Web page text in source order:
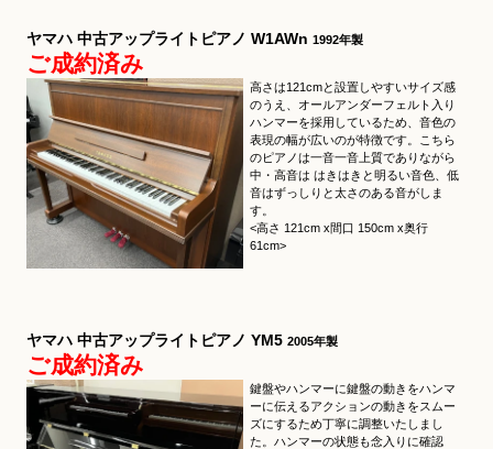
ヤマハ 中古アップライトピアノ W1AWn 1992年製
ご成約済み
高さは121cmと設置しやすいサイズ感
のうえ、オールアンダーフェルト入り
ハンマーを採用しているため、音色の
表現の幅が広いのが特徴です。こちら
のピアノは一音一音上質でありながら
中・高音は はきはきと明るい音色、低
音はずっしりと太さのある音がしま
す。
<高さ 121cm x間口 150cm x奥行
61cm>
ヤマハ 中古アップライトピアノ YM5 2005年製
ご成約済み
鍵盤やハンマーに鍵盤の動きをハンマ
ーに伝えるアクションの動きをスムー
ズにするため丁寧に調整いたしまし
た。ハンマーの状態も念入りに確認